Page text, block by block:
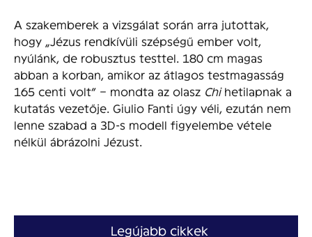
A szakemberek a vizsgálat során arra jutottak,
hogy „Jézus rendkívüli szépségű ember volt,
nyúlánk, de robusztus testtel. 180 cm magas
abban a korban, amikor az átlagos testmagasság
165 centi volt” – mondta az olasz Chihetilapnak a
kutatás vezetője. Giulio Fanti úgy véli, ezután nem
lenne szabad a 3D-s modell figyelembe vétele
nélkül ábrázolni Jézust.
Legújabb cikkek